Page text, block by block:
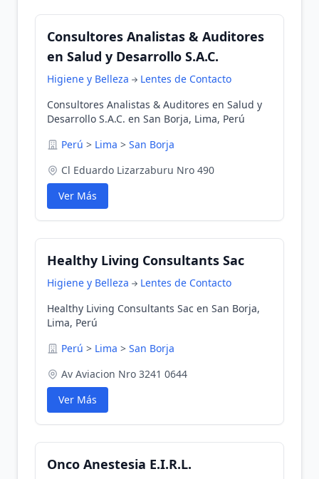
Consultores Analistas & Auditores
en Salud y Desarrollo S.A.C.
Higiene y Belleza
Lentes de Contacto
Consultores Analistas & Auditores en Salud y
Desarrollo S.A.C. en San Borja, Lima, Perú
Perú > Lima > San Borja
Cl Eduardo Lizarzaburu Nro 490
Ver Más
Healthy Living Consultants Sac
Higiene y Belleza
Lentes de Contacto
Healthy Living Consultants Sac en San Borja,
Lima, Perú
Perú > Lima > San Borja
Av Aviacion Nro 3241 0644
Ver Más
Onco Anestesia E.I.R.L.